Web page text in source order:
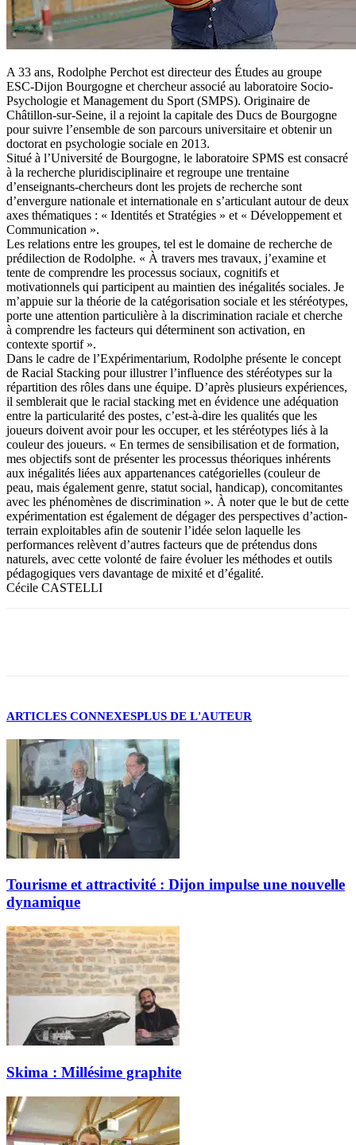
A 33 ans, Rodolphe Perchot est directeur des Études au groupe
ESC-Dijon Bourgogne et chercheur associé au laboratoire Socio-
Psychologie et Management du Sport (SMPS). Originaire de
Châtillon-sur-Seine, il a rejoint la capitale des Ducs de Bourgogne
pour suivre l’ensemble de son parcours universitaire et obtenir un
doctorat en psychologie sociale en 2013.
Situé à l’Université de Bourgogne, le laboratoire SPMS est consacré
à la recherche pluridisciplinaire et regroupe une trentaine
d’enseignants-chercheurs dont les projets de recherche sont
d’envergure nationale et internationale en s’articulant autour de deux
axes thématiques : « Identités et Stratégies » et « Développement et
Communication ».
Les relations entre les groupes, tel est le domaine de recherche de
prédilection de Rodolphe. « À travers mes travaux, j’examine et
tente de comprendre les processus sociaux, cognitifs et
motivationnels qui participent au maintien des inégalités sociales. Je
m’appuie sur la théorie de la catégorisation sociale et les stéréotypes,
porte une attention particulière à la discrimination raciale et cherche
à comprendre les facteurs qui déterminent son activation, en
contexte sportif ».
Dans le cadre de l’Expérimentarium, Rodolphe présente le concept
de Racial Stacking pour illustrer l’influence des stéréotypes sur la
répartition des rôles dans une équipe. D’après plusieurs expériences,
il semblerait que le racial stacking met en évidence une adéquation
entre la particularité des postes, c’est-à-dire les qualités que les
joueurs doivent avoir pour les occuper, et les stéréotypes liés à la
couleur des joueurs. « En termes de sensibilisation et de formation,
mes objectifs sont de présenter les processus théoriques inhérents
aux inégalités liées aux appartenances catégorielles (couleur de
peau, mais également genre, statut social, handicap), concomitantes
avec les phénomènes de discrimination ». À noter que le but de cette
expérimentation est également de dégager des perspectives d’action-
terrain exploitables afin de soutenir l’idée selon laquelle les
performances relèvent d’autres facteurs que de prétendus dons
naturels, avec cette volonté de faire évoluer les méthodes et outils
pédagogiques vers davantage de mixité et d’égalité.
Cécile CASTELLI
ARTICLES CONNEXESPLUS DE L'AUTEUR
Tourisme et attractivité : Dijon impulse une nouvelle
dynamique
Skima : Millésime graphite